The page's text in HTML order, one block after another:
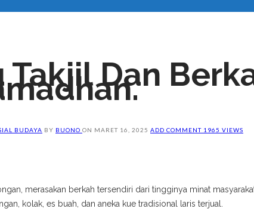
Dan
BUDAYA BY BUONO ON MARET 16, 2025 ADD COMMENT 1965 VIEWS
merasakan berkah tersendiri dari tingginya minat
kolak, es buah, dan aneka kue tradisional laris terjual.